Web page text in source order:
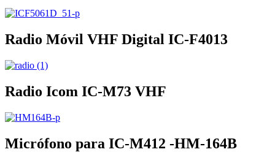
Radio Móvil VHF Digital IC-F4013
Radio Icom IC-M73 VHF
Micrófono para IC-M412 -HM-164B